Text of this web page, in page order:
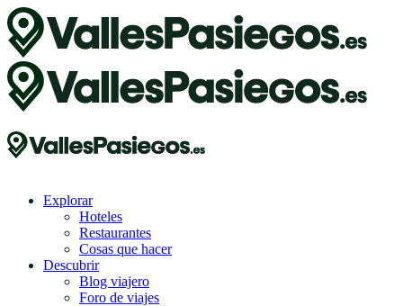
Explorar
Hoteles
Restaurantes
Cosas que hacer
Descubrir
Blog viajero
Foro de viajes